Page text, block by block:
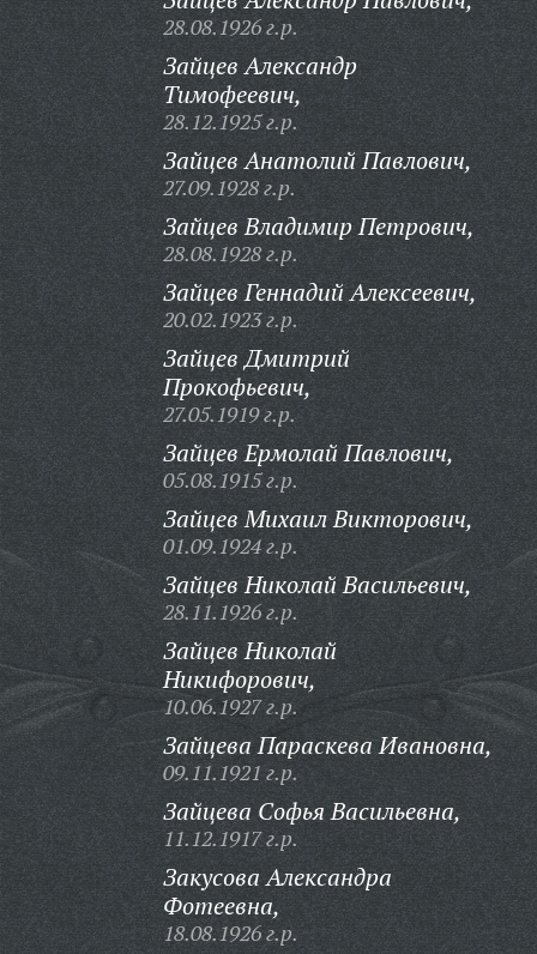
28.08.1926 г.р.
Зайцев Александр
Тимофеевич,
28.12.1925 г.р.
Зайцев Анатолий Павлович,
27.09.1928 г.р.
Зайцев Владимир Петрович,
28.08.1928 г.р.
Зайцев Геннадий Алексеевич,
20.02.1923 г.р.
Зайцев Дмитрий
Прокофьевич,
27.05.1919 г.р.
Зайцев Ермолай Павлович,
05.08.1915 г.р.
Зайцев Михаил Викторович,
01.09.1924 г.р.
Зайцев Николай Васильевич,
28.11.1926 г.р.
Зайцев Николай
Никифорович,
10.06.1927 г.р.
Зайцева Параскева Ивановна,
09.11.1921 г.р.
Зайцева Софья Васильевна,
11.12.1917 г.р.
Закусова Александра
Фотеевна,
18.08.1926 г.р.